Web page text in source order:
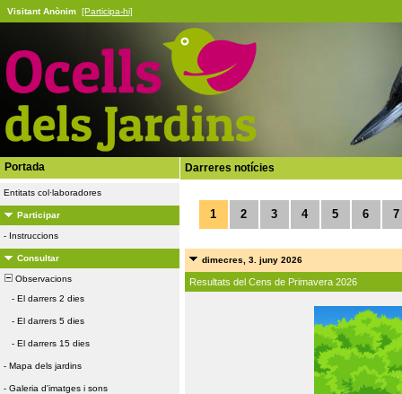
Visitant Anònim [Participa-hi]
Portada
Entitats col·laboradores
Participar
- Instruccions
Consultar
Observacions
- El darrers 2 dies
- El darrers 5 dies
- El darrers 15 dies
- Mapa dels jardins
- Galeria d'imatges i sons
Darreres notícies
1 2 3 4 5 6 7
dimecres, 3. juny 2026
Resultats del Cens de Primavera 2026